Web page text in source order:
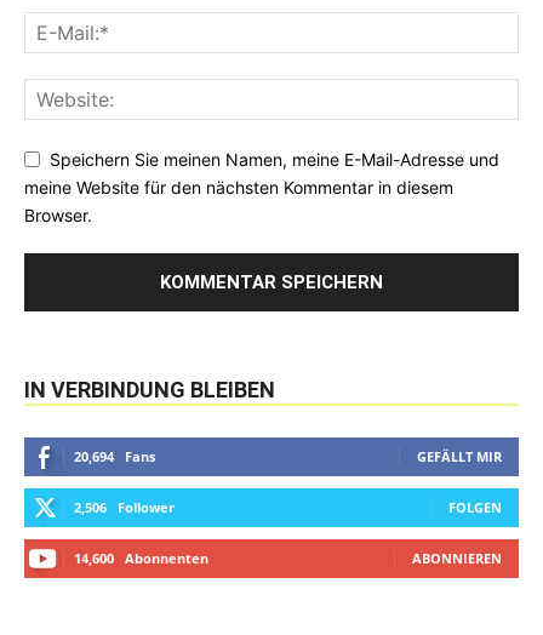
Speichern Sie meinen Namen, meine E-Mail-Adresse und
meine Website für den nächsten Kommentar in diesem
Browser.
IN VERBINDUNG BLEIBEN
20,694 Fans GEFÄLLT MIR
2,506 Follower FOLGEN
14,600 Abonnenten ABONNIEREN